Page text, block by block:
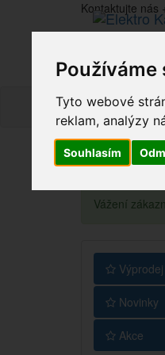
Tyto webové
reklam, analýzy
Souhlasím
Kontaktujte nás
Vážení
Výprodej
Novinky
Akce